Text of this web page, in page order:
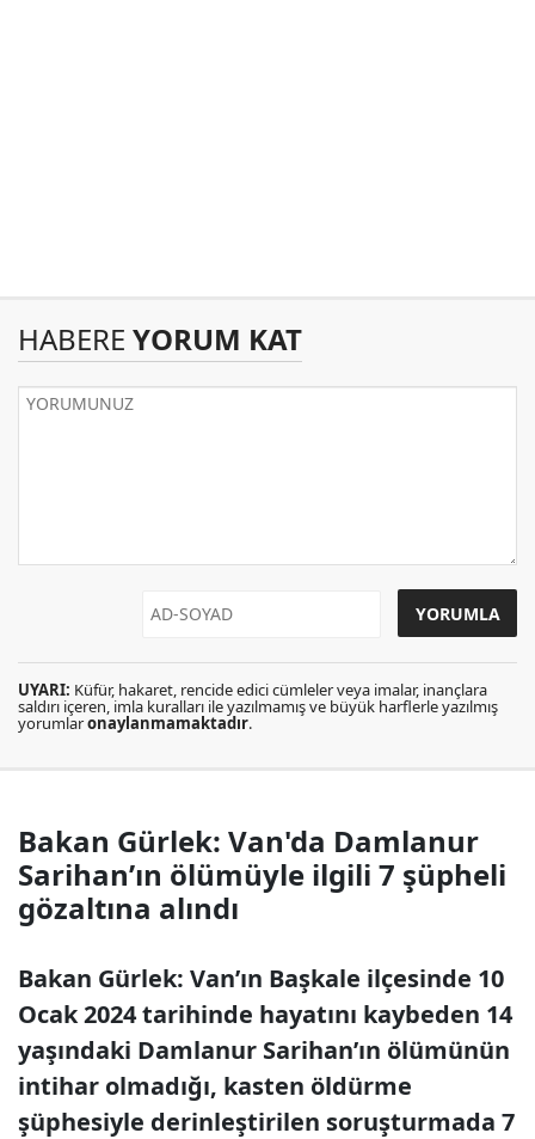
HABERE YORUM KAT
UYARI: Küfür, hakaret, rencide edici cümleler veya imalar, inançlara
saldırı içeren, imla kuralları ile yazılmamış ve büyük harflerle yazılmış
yorumlaronaylanmamaktadır.
Bakan Gürlek: Van'da Damlanur
Sarihan’ın ölümüyle ilgili 7 şüpheli
gözaltına alındı
Bakan Gürlek: Van’ın Başkale ilçesinde 10
Ocak 2024 tarihinde hayatını kaybeden 14
yaşındaki Damlanur Sarihan’ın ölümünün
intihar olmadığı, kasten öldürme
şüphesiyle derinleştirilen soruşturmada 7